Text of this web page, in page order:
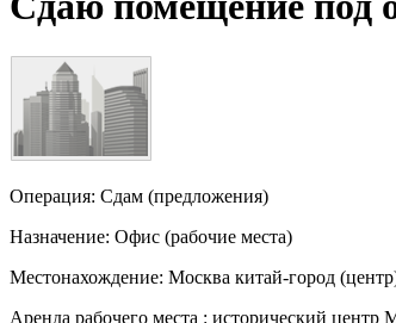
Операция: Сдам (предложения)
Назначение: Офис (рабочие места)
Местонахождение: Москва китай-город
Аренда рабочего места : исторический